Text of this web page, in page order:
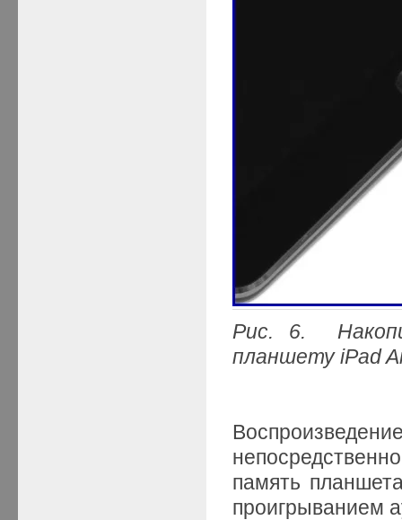
Рис. 6.
планшету iPad
память
проигрыванием